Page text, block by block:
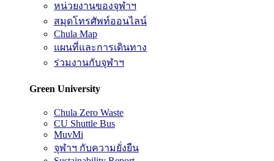
หน่วยงานของจุฬาฯ
สมุดโทรศัพท์ออนไลน์
Chula Map
แผนที่และการเดินทาง
ร่วมงานกับจุฬาฯ
Green University
Chula Zero Waste
CU Shuttle Bus
MuvMi
จุฬาฯ กับความยั่งยืน